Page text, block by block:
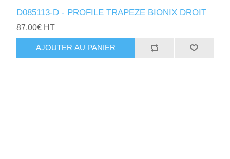
D085113-D - PROFILE TRAPEZE BIONIX DROIT
87,00€ HT
AJOUTER AU PANIER